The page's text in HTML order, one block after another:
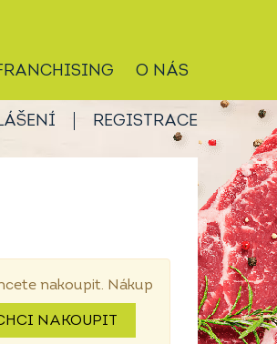
O NÁS
REGISTRACE
nakoupit. Nákup
NAKOUPIT